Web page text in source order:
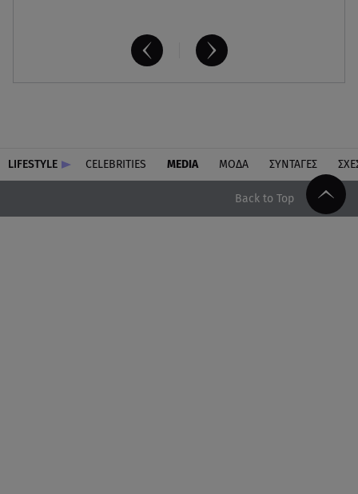
LIFESTYLE CELEBRITIES MEDIA ΜΟΔΑ ΣΥΝΤΑΓΕΣ
Back to Top